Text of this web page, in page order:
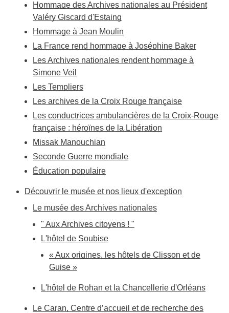
Hommage des Archives nationales au Président
Valéry Giscard d'Estaing
Hommage à Jean Moulin
La France rend hommage à Joséphine Baker
Les Archives nationales rendent hommage à
Simone Veil
Les Templiers
Les archives de la Croix Rouge française
Les conductrices ambulancières de la Croix-Rouge
française : héroïnes de la Libération
Missak Manouchian
Seconde Guerre mondiale
Éducation populaire
Découvrir le musée et nos lieux d'exception
Le musée des Archives nationales
" Aux Archives citoyens ! "
L'hôtel de Soubise
« Aux origines, les hôtels de Clisson et de
Guise »
L'hôtel de Rohan et la Chancellerie d'Orléans
Le Caran, Centre d’accueil et de recherche des